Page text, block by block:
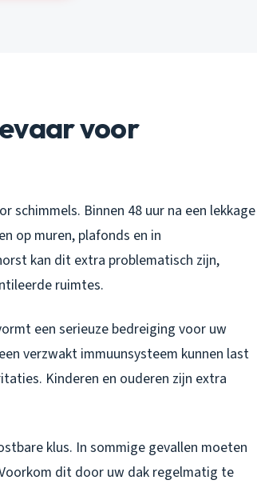
voor
schimmels. Binnen 48 uur na een lekkage
op muren, plafonds en in
kan dit extra problematisch zijn,
ruimtes.
een serieuze bedreiging voor uw
verzwakt immuunsysteem kunnen last
Kinderen en ouderen zijn extra
klus. In sommige gevallen moeten
dit door uw dak regelmatig te